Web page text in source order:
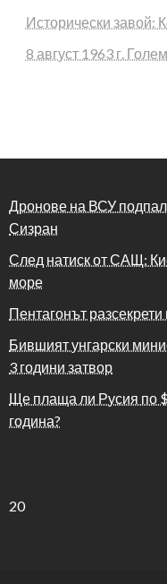
Исторически завой:
8 август 1963 г.
Дронове на ВСУ
Сизран
След натиск от САЩ:
море
Пентагонът
Бившият унгарски
3 години затвор
Ще плаща ли Русия по
година?
20